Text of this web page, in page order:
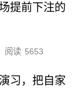
提前下注的
阅读 5653
习，把自家